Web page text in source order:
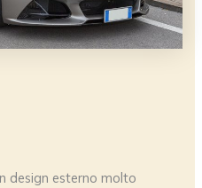
design esterno molto